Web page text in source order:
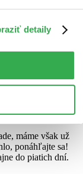
detaily
děti uvidí
se bude
máme však už
ponáhľajte sa!
do piatich dní.